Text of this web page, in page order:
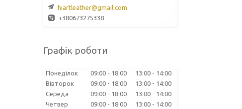
hiartleather@gmail.com
+380673275338
Графік роботи
Понеділок 09:00 18:00 13:00
14:00
Вівторок
09:00 18:00 13:00
14:00
Середа
09:00 18:00 13:00
14:00
Четвер
09:00 18:00 13:00
14:00